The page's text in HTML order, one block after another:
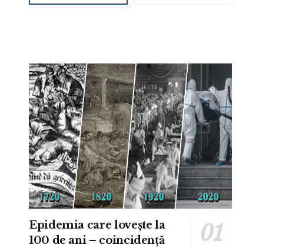
Epidemia care lovește la
100 de ani – coincidență